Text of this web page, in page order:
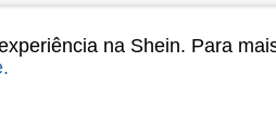
na Shein. Para
.